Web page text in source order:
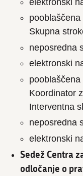
Skupna
neposredna
elektronski
Koordinator
Interventna
neposredna
elektronski
Sedež Centra
odločanje o